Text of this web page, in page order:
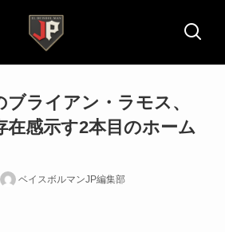
ライアン・ラモス、
在感示す2本目のホーム
ベイスボルマンJP編集部